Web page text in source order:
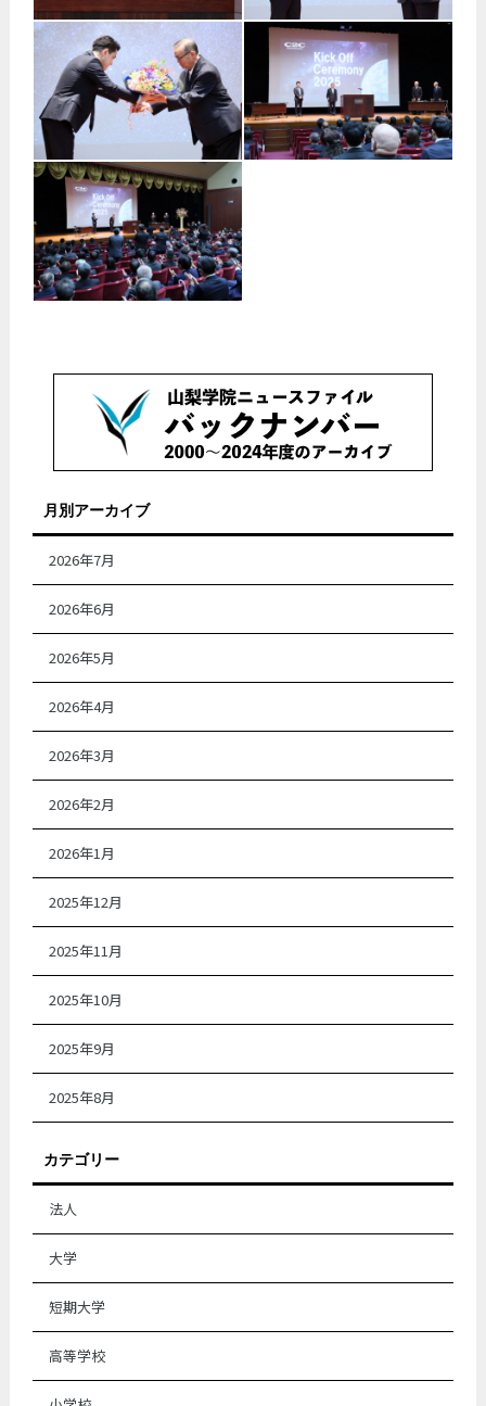
月別アーカイブ
2026年7月
2026年6月
2026年5月
2026年4月
2026年3月
2026年2月
2026年1月
2025年12月
2025年11月
2025年10月
2025年9月
2025年8月
カテゴリー
法人
大学
短期大学
高等学校